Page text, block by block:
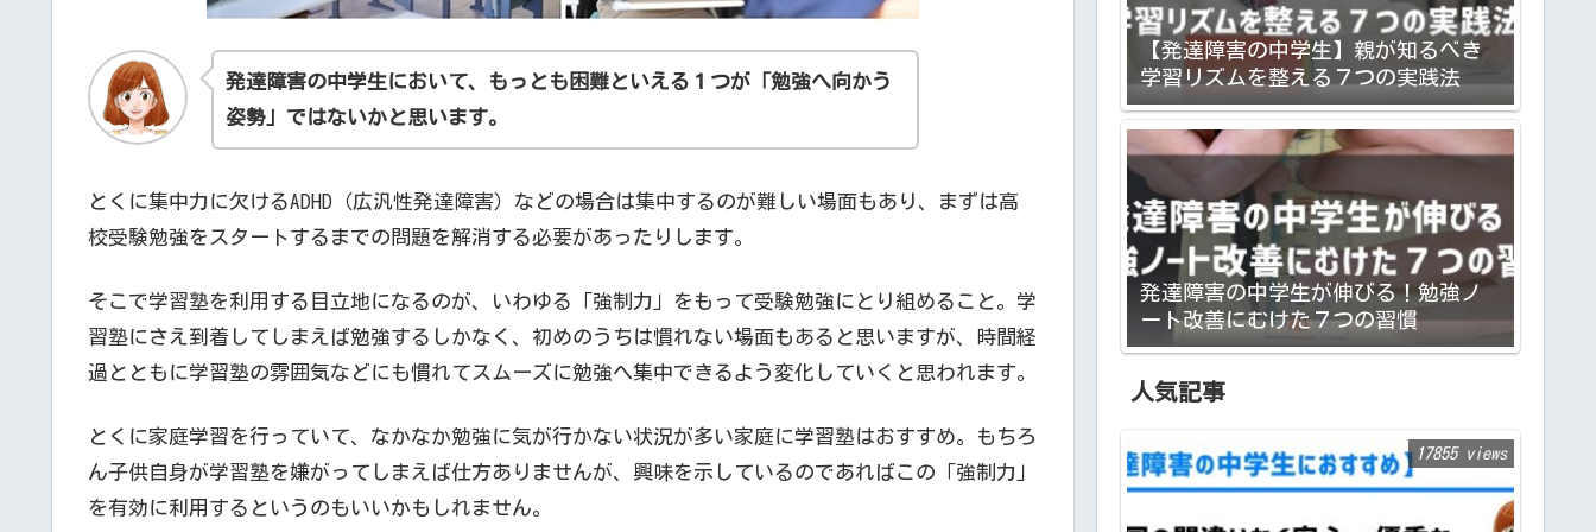
発達障害の中学生において、もっとも困難といえる１つが「勉強へ向かう
姿勢」ではないかと思います。
とくに集中力に欠けるADHD（広汎性発達障害）などの場合は集中するのが難しい場面もあり、まずは高
校受験勉強をスタートするまでの問題を解消する必要があったりします。
そこで学習塾を利用する目立地になるのが、いわゆる「強制力」をもって受験勉強にとり組めること。学
習塾にさえ到着してしまえば勉強するしかなく、初めのうちは慣れない場面もあると思いますが、時間経
過とともに学習塾の雰囲気などにも慣れてスムーズに勉強へ集中できるよう変化していくと思われます。
とくに家庭学習を行っていて、なかなか勉強に気が行かない状況が多い家庭に学習塾はおすすめ。もちろ
ん子供自身が学習塾を嫌がってしまえば仕方ありませんが、興味を示しているのであればこの「強制力」
を有効に利用するというのもいいかもしれません。
【発達障害の中学生】親が知るべき
学習リズムを整える７つの実践法
発達障害の中学生が伸びる！勉強ノ
ート改善にむけた７つの習慣
人気記事
17855 views